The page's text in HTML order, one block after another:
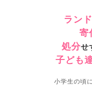
ラン
寄
処分せ
子ども
小学生の頃